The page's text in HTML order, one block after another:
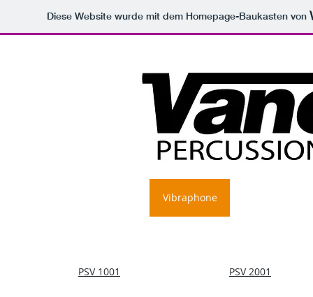
Diese Website wurde mit dem Homepage-Baukasten von
Vibraphone
PSV 1001 PSV 2001